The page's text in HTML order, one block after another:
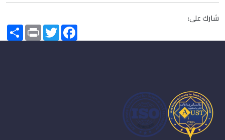
شارك على:
Share PrintTwitterFacebook